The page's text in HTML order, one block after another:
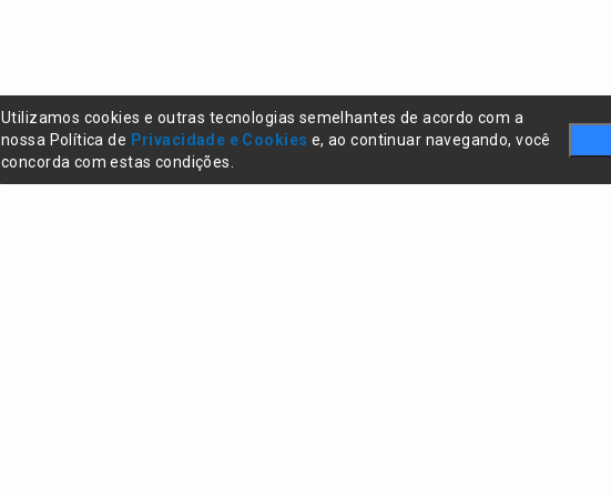
Utilizamos cookies e outras tecnologias semelhantes de acordo com a
nossa Política de Privacidade e Cookies e, ao continuar navegando, você
concorda com estas condições.